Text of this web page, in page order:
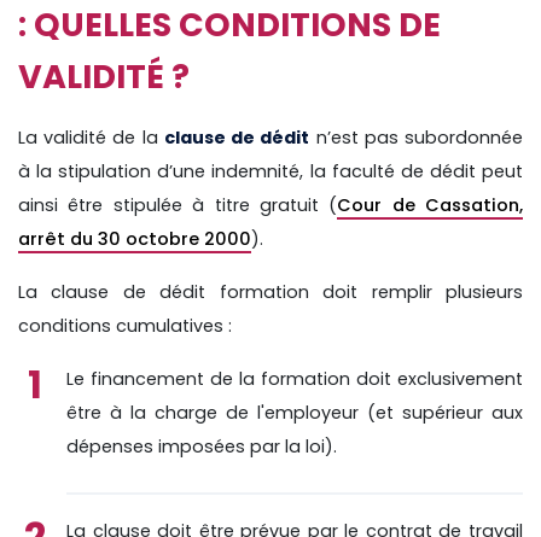
: QUELLES CONDITIONS DE
VALIDITÉ ?
La validité de la clause de dédit n’est pas subordonnée
à la stipulation d’une indemnité, la faculté de dédit peut
ainsi être stipulée à titre gratuit (Cour de Cassation,
arrêt du 30 octobre 2000).
La clause de dédit formation doit remplir plusieurs
conditions cumulatives :
Le financement de la formation doit exclusivement
être à la charge de l'employeur (et supérieur aux
dépenses imposées par la loi).
La clause doit être prévue par le contrat de travail